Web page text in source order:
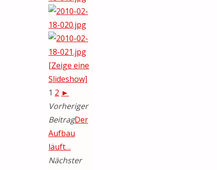
[Zeige eine
Slideshow]
1 2 ►
Vorheriger
BeitragDer
Aufbau
läuft…
Nächster